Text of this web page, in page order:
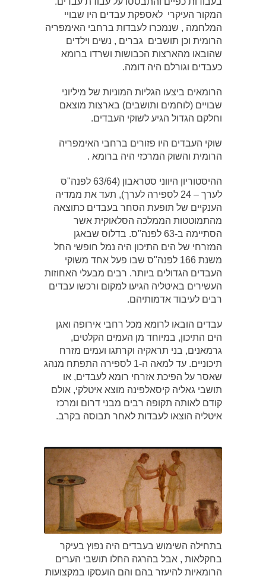
המקור העיקרי לאספקת עבדים היו שבויי
המלחמה , שנמכרו לעבדות ברחבי האימפריה
הרומית וכן תושבים גברים , נשים וילדים
שהובאו מהארצות הכבושות ושרדו ברומא
כעבדים וגורלם היה דומה.
הרומאים ביצעו הגליות המוניות של מיליוני
שבויים (לוחמים ותושבים) בארצות מוצאם
וחלקם הגדול הגיע לשוקי העבדים.
שוקי העבדים היו פזורים ברחבי האימפריה
הרומית והשוק המרכזי היה ברומא .
ההיסטוריון היווני סטראבון (63/64 לפנה"ס
לערך – 24 לספירה לערך), תעד את ממדיה
הענקיים של תופעת הסחר בעבדים כתוצאה
מהתמוטטות הממלכה הסלאוקית אשר
הסתיימה ב-63 לפנה"ס. בדלוס שבאגן
המזרחי של הים התיכון היה נמל חופשי החל
משנת 166 לפנה"ס שבו פעל אחד משוקי
העבדים הגדולים ביותר. רבים מבעלי האחוזות
העשירים באיטליה הגיעו למקום ורכשו עבדים
רבים לעיבוד אדמותיהם.
עבדים הובאו לרומא מכל רחבי אירופה ואגן
הים התיכון, במיוחד מן העמים הקלטים,
גרמאנים, בני תראקיה וקרתגו ועמים מזרח
תיכוניים. עד למאה ה-1 לספירה התפתח מנהג
שאסר על הפיכת אזרחי רומא לעבדים, או
תושבי גאליה קיסאלפינה מוצא איטלקי, אולם
קודם לאותה תקופה רבים מבני דרום ומרכז
איטליה הוצאו לעבדות לאחר תבוסה בקרב.
בתחילה השימוש בעבדים היה נפוץ בעיקר
בחקלאות , אבל בהרגה החלו תושבי הערים
הרומאיות להיעזר בהם והם הועסקו במקצועות